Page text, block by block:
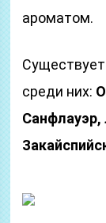
ароматом.
среди них:
Санфлауэр,